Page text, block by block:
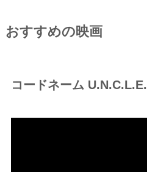
おすすめの映画
コードネーム U.N.C.L.E.